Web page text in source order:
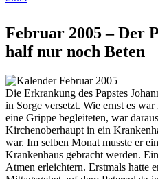
Februar 2005 – Der
half nur noch Beten
Die Erkrankung des Papstes
in Sorge versetzt. Wie ernst es
eine Grippe begleiteten, war
Kirchenoberhaupt in ein
war. Im selben Monat musste er
Krankenhaus gebracht werden.
Atmen erleichtern. Erstmals hatte